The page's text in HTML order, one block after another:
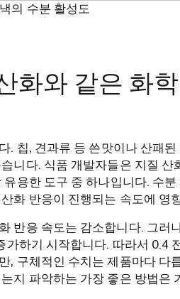
의 수분 활성도
화와 같은 화
. 칩, 견과류 등 쓴맛이나 산패
니다. 식품 개발자들은 지질 산
용한 도구 중 하나입니다. 수
화 반응이 진행되는 속도에 영
반응 속도는 감소합니다. 그러
하기 시작합니다. 따라서 0.4
, 구체적인 수치는 제품마다 다
지 파악하는 가장 좋은 방법은